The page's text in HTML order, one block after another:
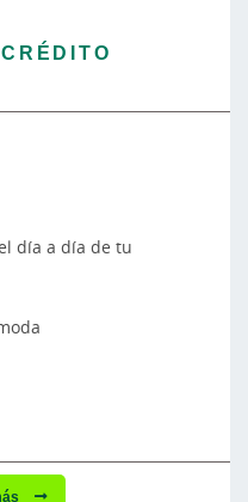
día a día de tu